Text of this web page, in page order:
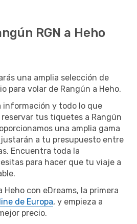
RGN a Heho
una amplia selección de
para volar de Rangún a Heho.
información y todo lo que
tus tiquetes a Rangún
una amplia gama
a tu presupuesto entre
Encuentra toda la
para hacer que tu viaje a
Heho con eDreams, la primera
de Europa, y empieza a
precio.